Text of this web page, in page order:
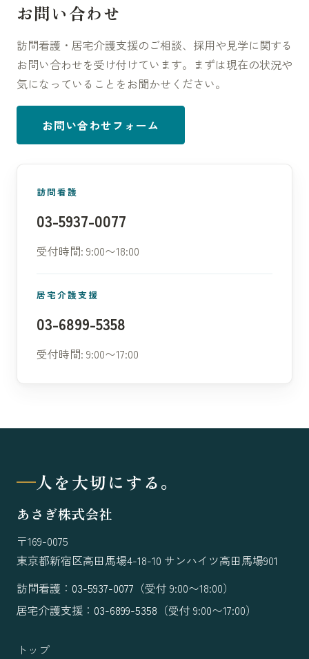
お問い合わせ
訪問看護・居宅介護支援のご相談、採用や見学に関する
お問い合わせを受け付けています。まずは現在の状況や
気になっていることをお聞かせください。
お問い合わせフォーム
訪問看護
03-5937-0077
受付時間: 9:00〜18:00
居宅介護支援
03-6899-5358
受付時間: 9:00〜17:00
人を大切にする。
あさぎ株式会社
〒169-0075
東京都新宿区高田馬場4-18-10 サンハイツ高田馬場901
訪問看護： 03-5937-0077 （受付 9:00〜18:00）
居宅介護支援： 03-6899-5358 （受付 9:00〜17:00）
トップ